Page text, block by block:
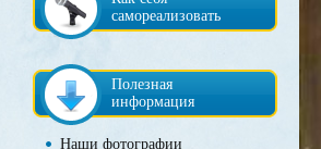
самореализовать
Полезная
информация
Наши фотографии